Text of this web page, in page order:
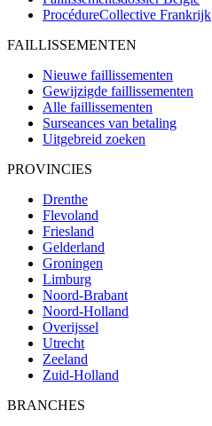
ProcédureCollective Frankrijk
FAILLISSEMENTEN
Nieuwe faillissementen
Gewijzigde faillissementen
Alle faillissementen
Surseances van betaling
Uitgebreid zoeken
PROVINCIES
Drenthe
Flevoland
Friesland
Gelderland
Groningen
Limburg
Noord-Brabant
Noord-Holland
Overijssel
Utrecht
Zeeland
Zuid-Holland
BRANCHES